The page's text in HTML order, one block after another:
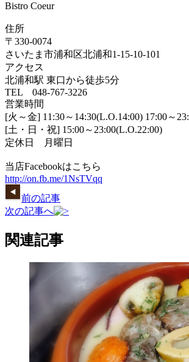
Bistro Coeur
住所
〒330-0074
さいたま市浦和区北浦和1-15-10-101
アクセス
北浦和駅 東口から徒歩5分
TEL 048-767-3226
営業時間
[火～金] 11:30～14:30(L.O.14:00) 17:00～
[土・日・祝] 15:00～23:00(L.O.22:00)
定休日 月曜日
当店Facebookはこちら
http://on.fb.me/1NsTVqq
前の記事
次の記事へ
関連記事